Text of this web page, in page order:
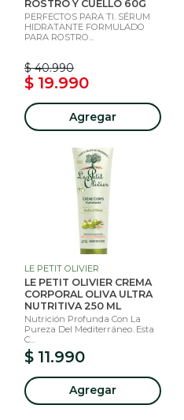
ROSTRO Y CUELLO 60G
PERFECTOS PARA TI. SÉRUM
HIDRATANTE FORMULADO
PARA ROSTRO...
$ 40.990
$ 19.990
Agregar
LE PETIT OLIVIER
LE PETIT OLIVIER CREMA
CORPORAL OLIVA ULTRA
NUTRITIVA 250 ML
Nutrición Profunda Con La
Pureza Del Mediterráneo. Esta
C...
$ 11.990
Agregar